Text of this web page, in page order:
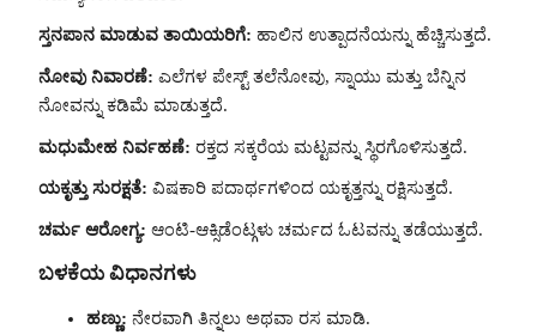
ಸ್ತನಪಾನ ಮಾಡುವ ತಾಯಿಯರಿಗೆ: ಹಾಲಿನ ಉತ್ಪಾದನೆಯನ್ನು ಹೆಚ್ಚಿಸುತ್ತದೆ.
ನೋವು ನಿವಾರಣೆ: ಎಲೆಗಳ ಪೇಸ್ಟ್ ತಲೆನೋವು, ಸ್ನಾಯು ಮತ್ತು ಬೆನ್ನಿನ
ನೋವನ್ನು ಕಡಿಮೆ ಮಾಡುತ್ತದೆ.
ಮಧುಮೇಹ ನಿರ್ವಹಣೆ: ರಕ್ತದ ಸಕ್ಕರೆಯ ಮಟ್ಟವನ್ನು ಸ್ಥಿರಗೊಳಿಸುತ್ತದೆ.
ಯಕೃತ್ತು ಸುರಕ್ಷತೆ: ವಿಷಕಾರಿ ಪದಾರ್ಥಗಳಿಂದ ಯಕೃತ್ತನ್ನು ರಕ್ಷಿಸುತ್ತದೆ.
ಚರ್ಮ ಆರೋಗ್ಯ: ಆಂಟಿ-ಆಕ್ಸಿಡೆಂಟ್ಗಳು ಚರ್ಮದ ಓಟವನ್ನು ತಡೆಯುತ್ತದೆ.
ಬಳಕೆಯ ವಿಧಾನಗಳು
ಹಣ್ಣು: ನೇರವಾಗಿ ತಿನ್ನಲು ಅಥವಾ ರಸ ಮಾಡಿ.